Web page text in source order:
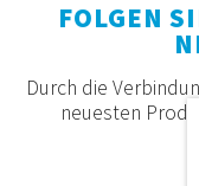
FOLGEN
Durch die
neuesten